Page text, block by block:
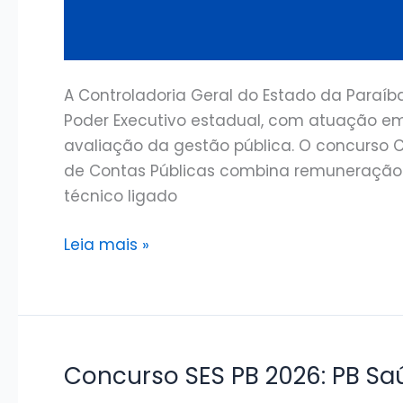
A Controladoria Geral do Estado da
Poder Executivo estadual, com atuação
avaliação da gestão pública. O concurso
de Contas Públicas combina
técnico ligado
Concurso
Última
Concluída
Leia mais »
Concurso SES PB 2026: PB